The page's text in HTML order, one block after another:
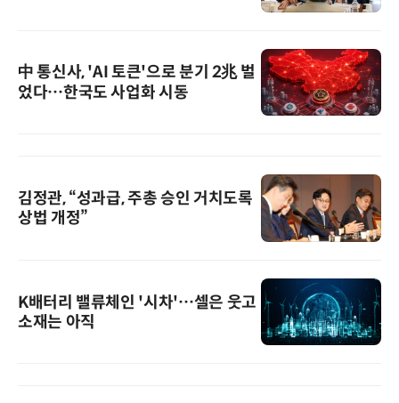
中 통신사, 'AI 토큰'으로 분기 2兆 벌
었다…한국도 사업화 시동
김정관, “성과급, 주총 승인 거치도록
상법 개정”
K배터리 밸류체인 '시차'…셀은 웃고
소재는 아직